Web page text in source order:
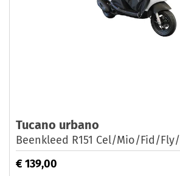
Tucano urbano
Beenkleed R151 Cel/Mio/Fid/Fly/
€ 139,00